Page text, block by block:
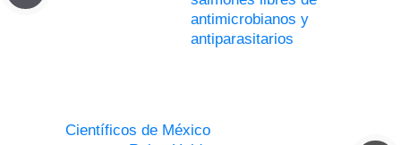
antimicrobianos y
antiparasitarios
Científicos de México